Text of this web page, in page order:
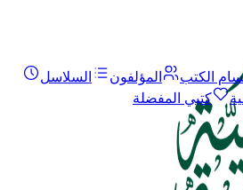
الكتب المؤلفون
السلاسل
كتبي المفضلة